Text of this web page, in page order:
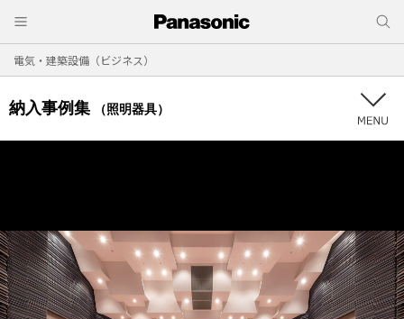
電気・建築設備（ビジネス）
納入事例集 （照明器具）